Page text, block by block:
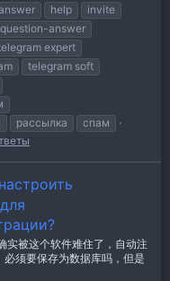
help
invite
question-answer
expert
telegram soft
рассылка
спам
实被这个软件难住了，自动注
须要保存为数据库吗，但是